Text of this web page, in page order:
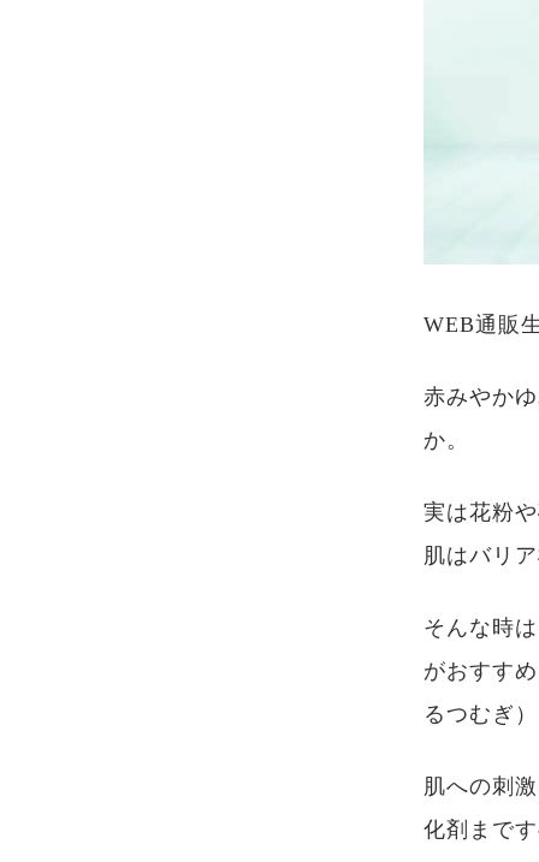
WEB通販
赤みやか
か。
実は花粉
肌はバリ
そんな時
がおすす
るつむぎ
肌への刺
化剤まで